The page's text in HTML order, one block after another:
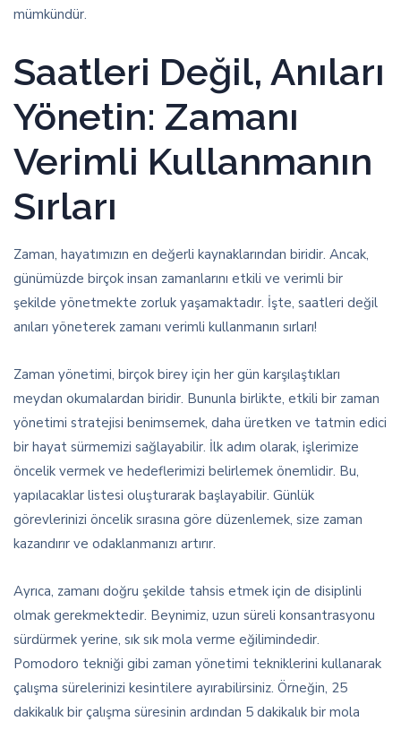
mümkündür.
Saatleri Değil, Anıları
Yönetin: Zamanı
Verimli Kullanmanın
Sırları
Zaman, hayatımızın en değerli kaynaklarından biridir. Ancak,
günümüzde birçok insan zamanlarını etkili ve verimli bir
şekilde yönetmekte zorluk yaşamaktadır. İşte, saatleri değil
anıları yöneterek zamanı verimli kullanmanın sırları!
Zaman yönetimi, birçok birey için her gün karşılaştıkları
meydan okumalardan biridir. Bununla birlikte, etkili bir zaman
yönetimi stratejisi benimsemek, daha üretken ve tatmin edici
bir hayat sürmemizi sağlayabilir. İlk adım olarak, işlerimize
öncelik vermek ve hedeflerimizi belirlemek önemlidir. Bu,
yapılacaklar listesi oluşturarak başlayabilir. Günlük
görevlerinizi öncelik sırasına göre düzenlemek, size zaman
kazandırır ve odaklanmanızı artırır.
Ayrıca, zamanı doğru şekilde tahsis etmek için de disiplinli
olmak gerekmektedir. Beynimiz, uzun süreli konsantrasyonu
sürdürmek yerine, sık sık mola verme eğilimindedir.
Pomodoro tekniği gibi zaman yönetimi tekniklerini kullanarak
çalışma sürelerinizi kesintilere ayırabilirsiniz. Örneğin, 25
dakikalık bir çalışma süresinin ardından 5 dakikalık bir mola